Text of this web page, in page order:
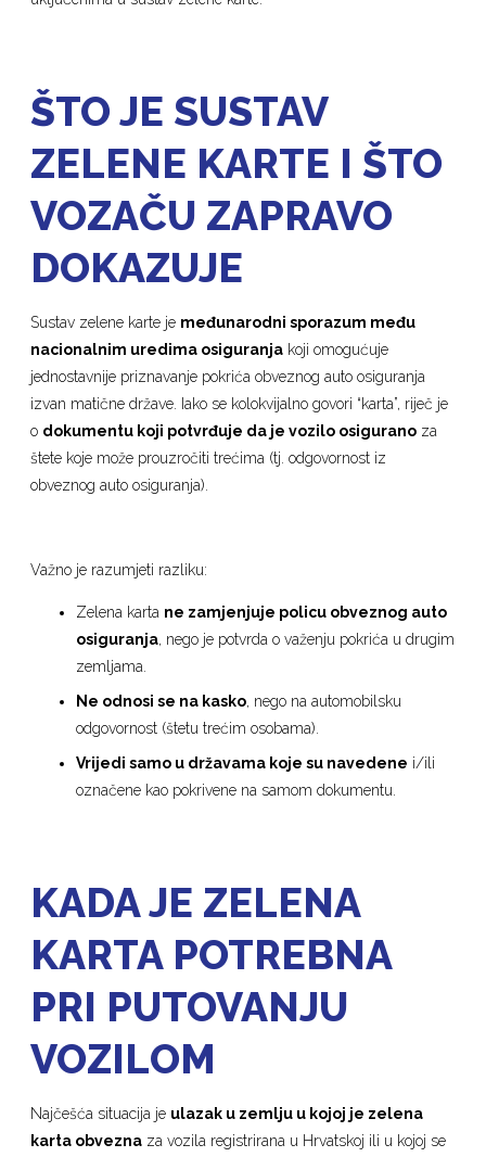
ŠTO JE SUSTAV
ZELENE KARTE I ŠTO
VOZAČU ZAPRAVO
DOKAZUJE
Sustav zelene karte je međunarodni sporazum među
nacionalnim uredima osiguranja koji omogućuje
jednostavnije priznavanje pokrića obveznog auto osiguranja
izvan matične države. Iako se kolokvijalno govori “karta”, riječ je
o dokumentu koji potvrđuje da je vozilo osigurano za
štete koje može prouzročiti trećima (tj. odgovornost iz
obveznog auto osiguranja).
Važno je razumjeti razliku:
Zelena karta ne zamjenjuje policu obveznog auto
osiguranja, nego je potvrda o važenju pokrića u drugim
zemljama.
Ne odnosi se na kasko, nego na automobilsku
odgovornost (štetu trećim osobama).
Vrijedi samo u državama koje su navedene i/ili
označene kao pokrivene na samom dokumentu.
KADA JE ZELENA
KARTA POTREBNA
PRI PUTOVANJU
VOZILOM
Najčešća situacija je ulazak u zemlju u kojoj je zelena
karta obvezna za vozila registrirana u Hrvatskoj ili u kojoj se